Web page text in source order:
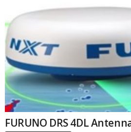
FURUNO DRS 4DL